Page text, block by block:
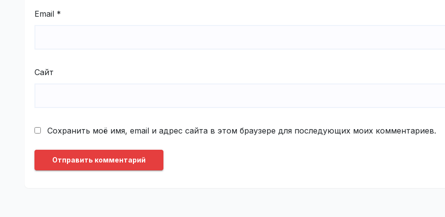
Email *
Сайт
Сохранить моё имя, email и адрес сайта в этом браузере для последующих моих комментариев.